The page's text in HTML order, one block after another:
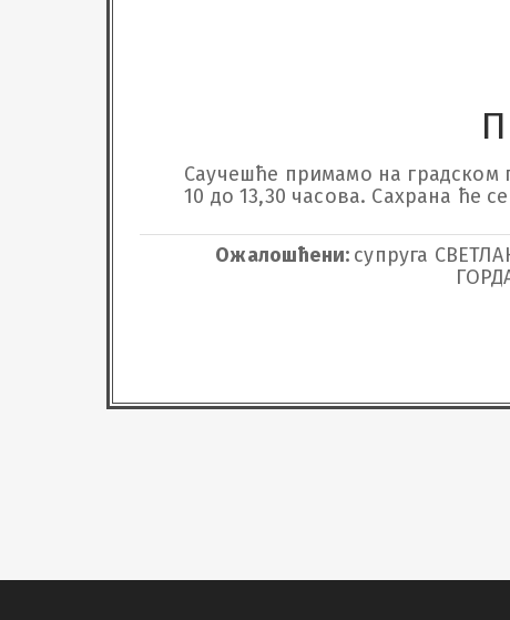
Саучешће примамо на градском
10 до 13,30 часова. Сахрана ће
Ожалошћени: супруга